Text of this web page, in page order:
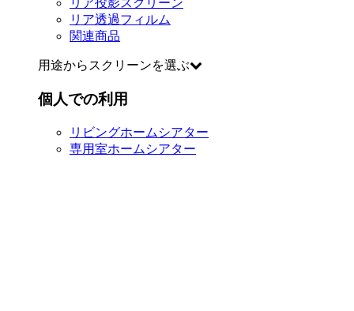
リア投影スクリーン
リア透過フィルム
関連商品
用途からスクリーンを選ぶ
個人での利用
リビングホームシアター
専用室ホームシアター